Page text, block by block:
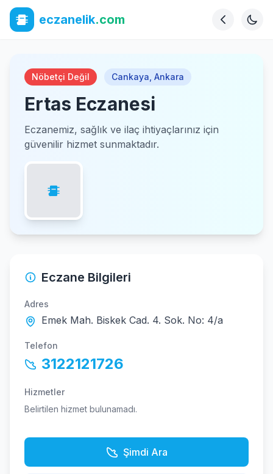
eczanelik.com
Nöbetçi Değil Cankaya Ankara
Ertas Eczanesi
Eczanemiz, sağlık ve ilaç ihtiyaçlarınız için
güvenilir hizmet sunmaktadır.
Eczane Bilgileri
Adres
Emek Mah. Biskek Cad. 4. Sok. No: 4/a
Telefon
3122121726
Hizmetler
Belirtilen hizmet bulunamadı.
Şimdi Ara